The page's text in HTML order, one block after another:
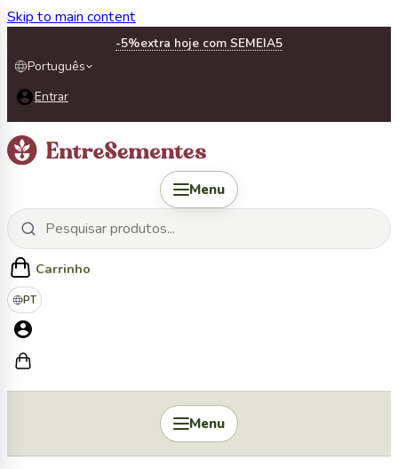
Skip to main content
-5%extra hoje com SEMEIA5
Português
Entrar
Menu
Carrinho
PT
Menu